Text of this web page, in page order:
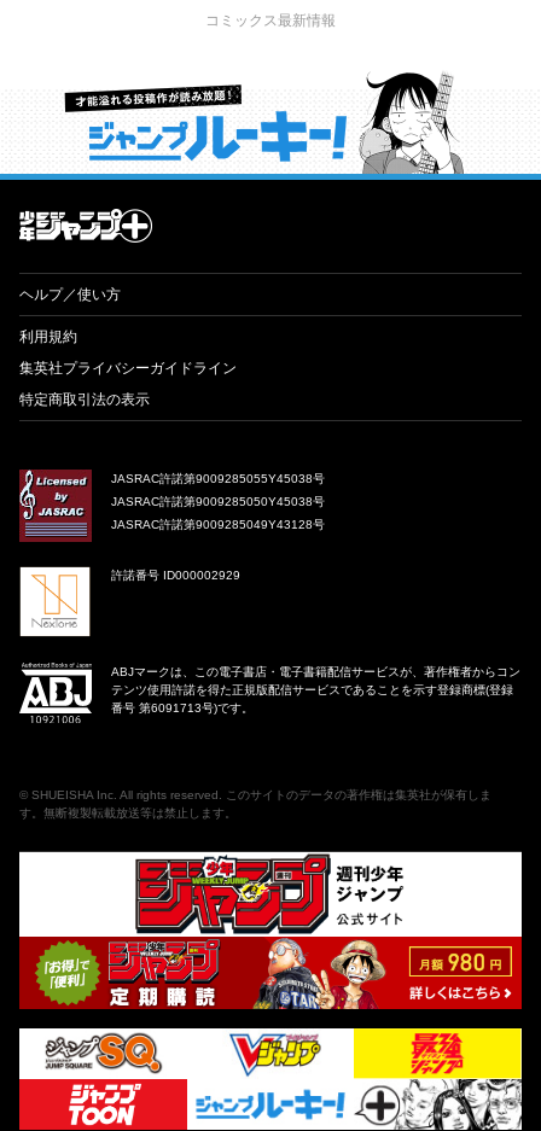
コミックス最新情報
才能溢れる投稿作が読み放題！ ジャンプルーキー！
ヘルプ／使い方
利用規約
集英社プライバシーガイドライン
特定商取引法の表示
JASRAC許諾第9009285055Y45038号
JASRAC許諾第9009285050Y45038号
JASRAC許諾第9009285049Y43128号
許諾番号 ID000002929
ABJマークは、この電子書店・電子書籍配信サービスが、著作権者からコン
テンツ使用許諾を得た正規版配信サービスであることを示す登録商標(登録
番号 第6091713号)です。
© SHUEISHA Inc . All rights reserved. このサイトのデータの著作権は集英社が保有しま
す。無断複製転載放送等は禁止します。